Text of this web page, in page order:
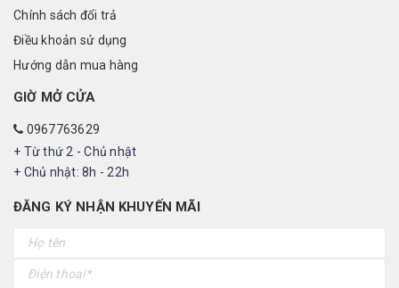
Chính sách đổi trả
Điều khoản sử dụng
Hướng dẫn mua hàng
GIỜ MỞ CỬA
0967763629
+ Từ thứ 2 - Chủ nhật
+ Chủ nhật: 8h - 22h
ĐĂNG KÝ NHẬN KHUYẾN MÃI